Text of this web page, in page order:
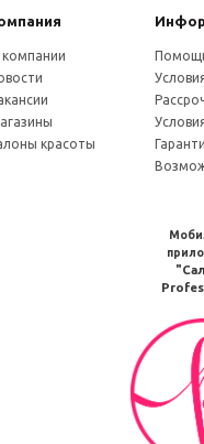
красоты